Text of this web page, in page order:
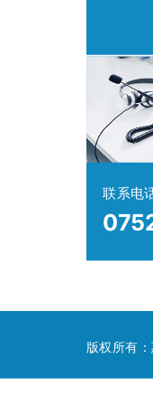
联系电
版权所有